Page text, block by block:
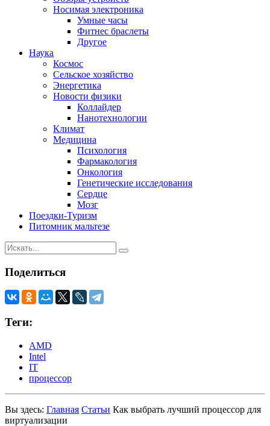
Носимая электроника
Умные часы
Фитнес браслеты
Другое
Наука
Космос
Сельское хозяйство
Энергетика
Новости физики
Коллайдер
Нанотехнологии
Климат
Медицина
Психология
Фармакология
Онкология
Генетические исследования
Сердце
Мозг
Поездки-Туризм
Питомник мальтезе
Поделиться
Теги:
AMD
Intel
IT
процессор
Вы здесь: Главная Статьи Как выбрать лучший процессор для
виртуализации